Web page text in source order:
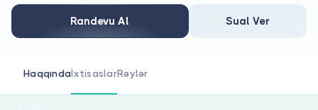
Randevu Al Sual Ver
HaqqındaİxtisaslarRəylər